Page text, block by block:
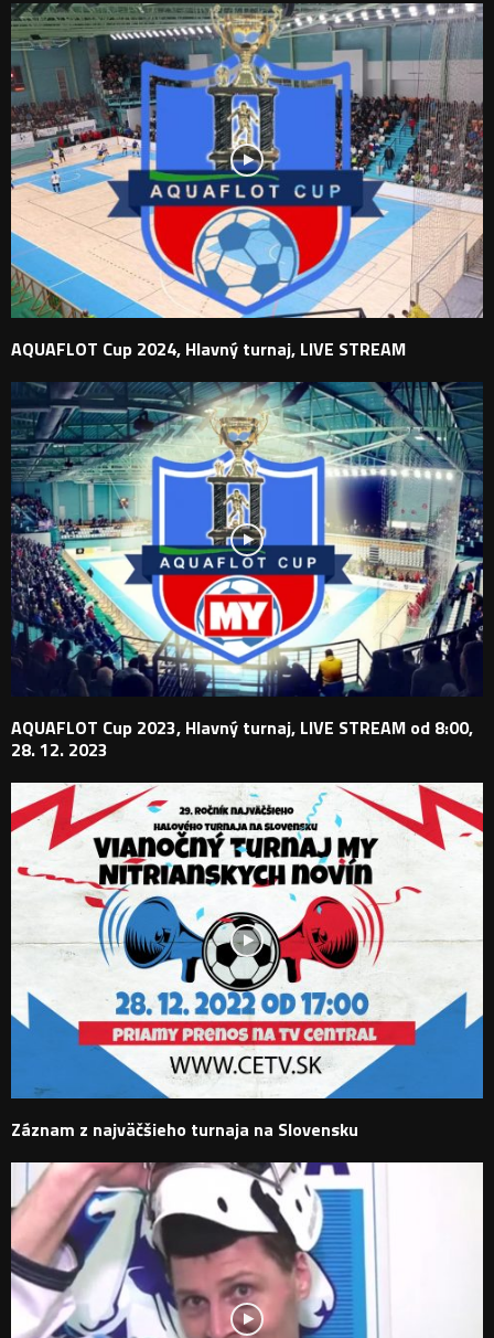
AQUAFLOT Cup 2024, Hlavný turnaj, LIVE STREAM
AQUAFLOT Cup 2023, Hlavný turnaj, LIVE STREAM od 8:00,
28. 12. 2023
Záznam z najväčšieho turnaja na Slovensku